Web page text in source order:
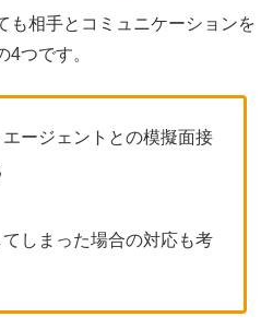
も相手とコミュニケーションを
4つです。
ージェントとの模擬面接
しまった場合の対応も考